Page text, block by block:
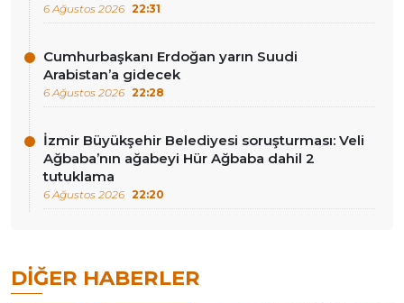
6 Ağustos 2026 22:31
Cumhurbaşkanı Erdoğan yarın Suudi
Arabistan’a gidecek
6 Ağustos 2026 22:28
İzmir Büyükşehir Belediyesi soruşturması: Veli
Ağbaba’nın ağabeyi Hür Ağbaba dahil 2
tutuklama
6 Ağustos 2026 22:20
DIĞER HABERLER